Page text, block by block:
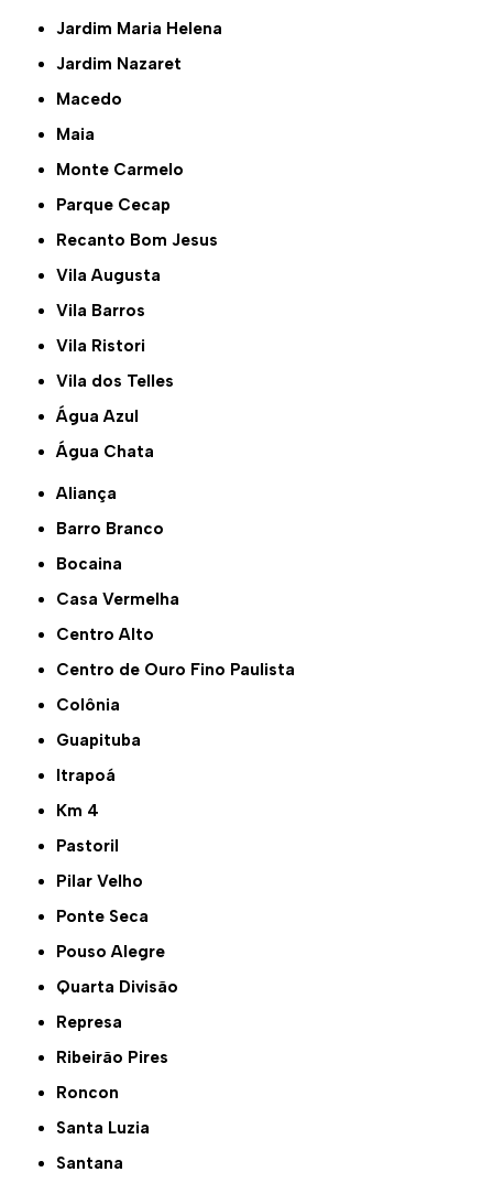
Jardim Maria Helena
Jardim Nazaret
Macedo
Maia
Monte Carmelo
Parque Cecap
Recanto Bom Jesus
Vila Augusta
Vila Barros
Vila Ristori
Vila dos Telles
Água Azul
Água Chata
Aliança
Barro Branco
Bocaina
Casa Vermelha
Centro Alto
Centro de Ouro Fino Paulista
Colônia
Guapituba
Itrapoá
Km 4
Pastoril
Pilar Velho
Ponte Seca
Pouso Alegre
Quarta Divisão
Represa
Ribeirão Pires
Roncon
Santa Luzia
Santana